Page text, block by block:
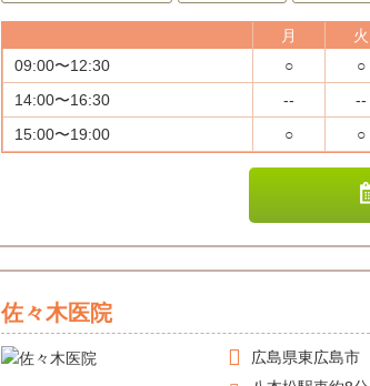
月 火
09:00〜12:30
○ ○
14:00〜16:30
-- --
15:00〜19:00
○ ○
佐々木医院
広島県東広島市